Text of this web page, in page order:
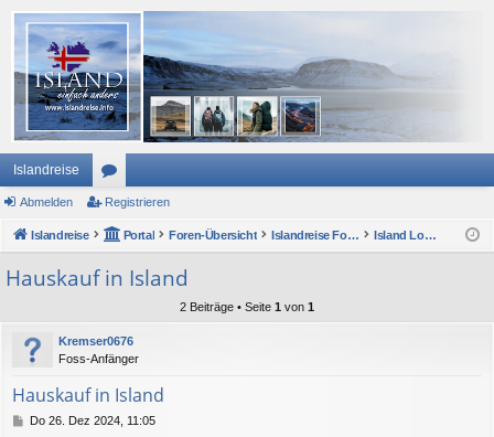
Islandreise
or
en
Abmelden Registrieren
Islandreise Portal Foren-Übersicht Islandreise Forum Island Lounge und ForumsForum
Hauskauf in Island
2 Beiträge • Seite 1 von 1
Kremser0676
Foss-Anfänger
Hauskauf in Island
BDo 26. Dez 2024, 11:05